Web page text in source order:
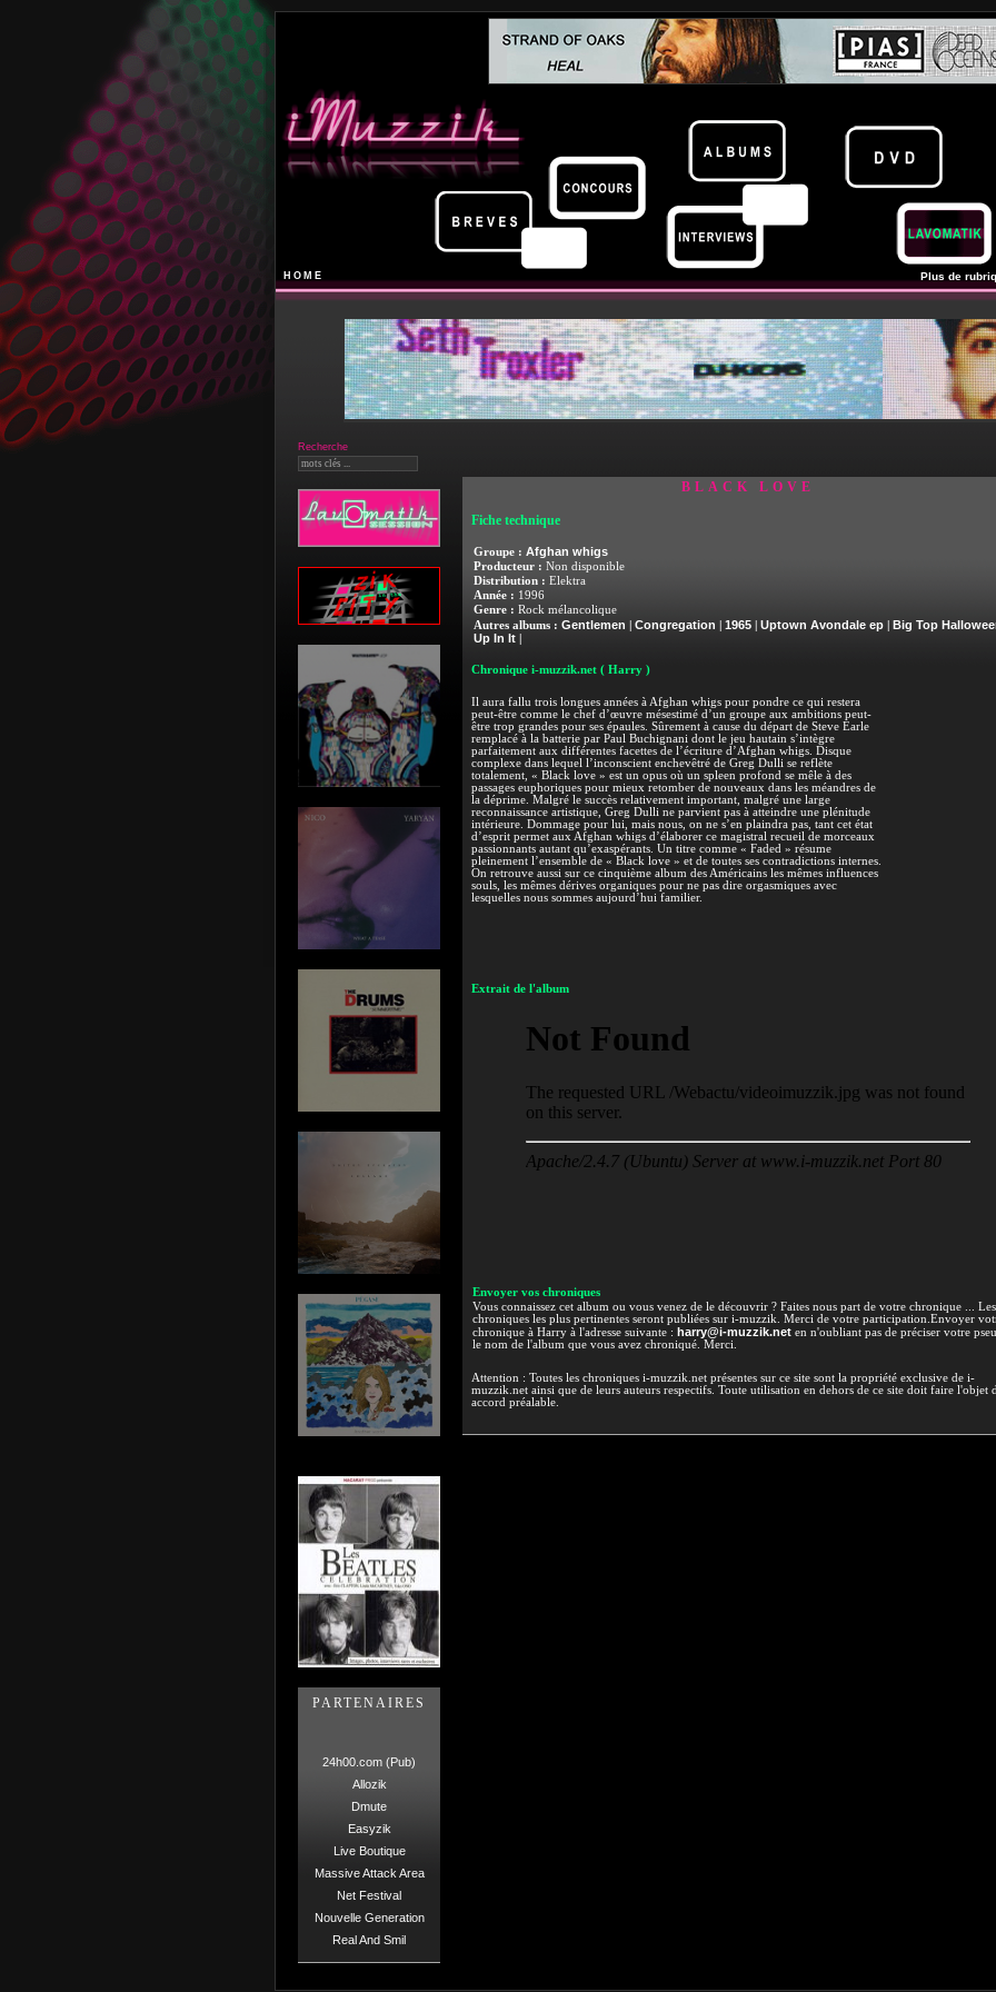
HOME Plus de
Recherche
PARTENAIRES
24h00.com (Pub)
Allozik
Dmute
Easyzik
Live Boutique
Massive Attack Area
Net Festival
Nouvelle Generation
Real And Smil
BLACK LOVE
Fiche technique
Groupe : Afghan whigs
Producteur : Non disponible
Distribution : Elektra
Année : 1996
Genre : Rock mélancolique
Autres albums : Gentlemen Congregation 1965| Uptown Avondale ep
Big Top
Up In It|
Chronique i-muzzik.net ( Harry )
Il aura fallu trois longues années à Afghan whigs pour pondre ce qui restera
peut-être comme le chef d’œuvre mésestimé d’un groupe aux ambitions peut-
être trop grandes pour ses épaules. Sûrement à cause du départ de Steve Earle
remplacé à la batterie par Paul Buchignani dont le jeu hautain s’intègre
parfaitement aux différentes facettes de l’écriture d’Afghan whigs. Disque
complexe dans lequel l’inconscient enchevêtré de Greg Dulli se reflète
totalement, « Black love » est un opus où un spleen profond se mêle à des
passages euphoriques pour mieux retomber de nouveaux dans les méandres de
la déprime. Malgré le succès relativement important, malgré une large
reconnaissance artistique, Greg Dulli ne parvient pas à atteindre une plénitude
intérieure. Dommage pour lui, mais nous, on ne s’en plaindra pas, tant cet état
d’esprit permet aux Afghan whigs d’élaborer ce magistral recueil de morceaux
passionnants autant qu’exaspérants. Un titre comme « Faded » résume
pleinement l’ensemble de « Black love » et de toutes ses contradictions internes.
On retrouve aussi sur ce cinquième album des Américains les mêmes influences
souls, les mêmes dérives organiques pour ne pas dire orgasmiques avec
lesquelles nous sommes aujourd’hui familier.
Extrait de l'album
Envoyer vos chroniques
Vous connaissez cet album ou vous venez de le découvrir ? Faites nous part de votre chronique ... Les
chroniques les plus pertinentes seront publiées sur i-muzzik. Merci de votre participation.Envoyer
chronique à Harry à l'adresse suivante : harry@i-muzzik.neten n'oubliant pas de préciser votre
le nom de l'album que vous avez chroniqué. Merci.
Attention : Toutes les chroniques i-muzzik.net présentes sur ce site sont la propriété exclusive de i-
muzzik.net ainsi que de leurs auteurs respectifs. Toute utilisation en dehors de ce site doit faire l'objet
accord préalable.